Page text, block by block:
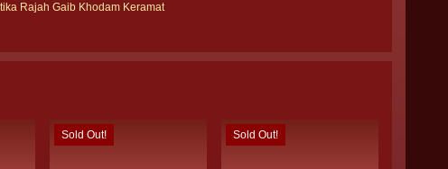
Rajah Gaib Khodam Keramat
Sold Out! Sold Out!